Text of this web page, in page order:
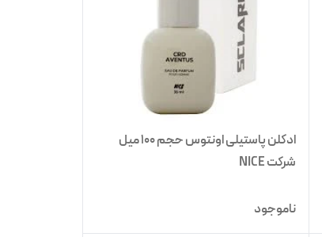
ادکلن پاستیلی اونتوس حجم 100 میل
شرکت NICE
ناموجود